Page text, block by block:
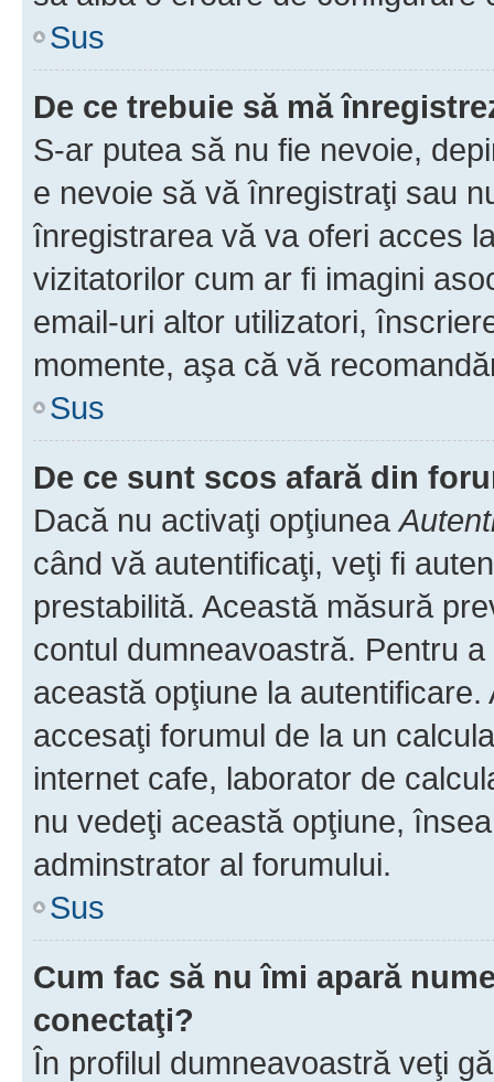
Sus
De ce trebuie să mă
S-ar putea să nu fie nevoie,
e nevoie să vă înregistraţi sau
înregistrarea vă va oferi acces
vizitatorilor cum ar fi imagini
email-uri altor utilizatori,
momente, aşa că vă
Sus
De ce sunt scos afară din
Dacă nu activaţi opţiunea
când vă autentificaţi, veţi fi
prestabilită. Această măsură
contul dumneavoastră. Pentru
această opţiune la
accesaţi forumul de la un
internet cafe, laborator de
nu vedeţi această opţiune,
adminstrator al forumului.
Sus
Cum fac să nu îmi apară
conectaţi?
În profilul dumneavoastră veţi